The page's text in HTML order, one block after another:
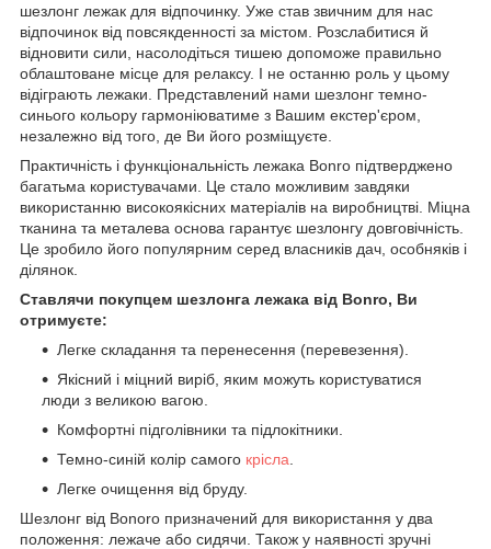
шезлонг лежак для відпочинку. Уже став звичним для нас
відпочинок від повсякденності за містом. Розслабитися й
відновити сили, насолодіться тишею допоможе правильно
облаштоване місце для релаксу. І не останню роль у цьому
відіграють лежаки. Представлений нами шезлонг темно-
синього кольору гармоніюватиме з Вашим екстер'єром,
незалежно від того, де Ви його розміщуєте.
Практичність і функціональність лежака Bonro підтверджено
багатьма користувачами. Це стало можливим завдяки
використанню високоякісних матеріалів на виробництві. Міцна
тканина та металева основа гарантує шезлонгу довговічність.
Це зробило його популярним серед власників дач, особняків і
ділянок.
Ставлячи покупцем шезлонга лежака від Bonro, Ви
отримуєте:
Легке складання та перенесення (перевезення).
Якісний і міцний виріб, яким можуть користуватися
люди з великою вагою.
Комфортні підголівники та підлокітники.
Темно-синій колір самого крісла
Легке очищення від бруду.
Шезлонг від Bonoro призначений для використання у два
положення: лежаче або сидячи. Також у наявності зручні